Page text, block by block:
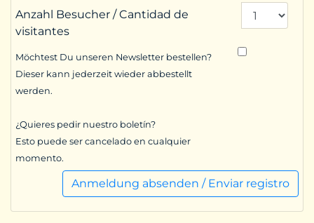
Anzahl Besucher / Cantidad de
visitantes
Möchtest Du unseren Newsletter bestellen?
Dieser kann jederzeit wieder abbestellt
werden.
¿Quieres pedir nuestro boletín?
Esto puede ser cancelado en cualquier
momento.
Anmeldung absenden / Enviar registro